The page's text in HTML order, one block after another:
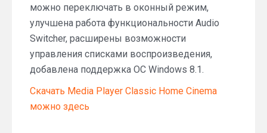
можно переключать в оконный режим,
улучшена работа функциональности Audio
Switcher, расширены возможности
управления списками воспроизведения,
добавлена поддержка ОС Windows 8.1.
Скачать Media Player Classic Home Cinema
можно здесь